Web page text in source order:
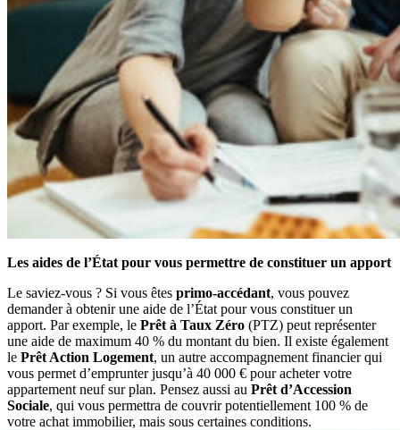
Les aides de l’État pour vous permettre de constituer un apport
Le saviez-vous ? Si vous êtes primo-accédant, vous pouvez
demander à obtenir une aide de l’État pour vous constituer un
apport. Par exemple, le Prêt à Taux Zéro (PTZ) peut représenter
une aide de maximum 40 % du montant du bien. Il existe également
le Prêt Action Logement, un autre accompagnement financier qui
vous permet d’emprunter jusqu’à 40 000 € pour acheter votre
appartement neuf sur plan. Pensez aussi au Prêt d’Accession
Sociale, qui vous permettra de couvrir potentiellement 100 % de
votre achat immobilier, mais sous certaines conditions.